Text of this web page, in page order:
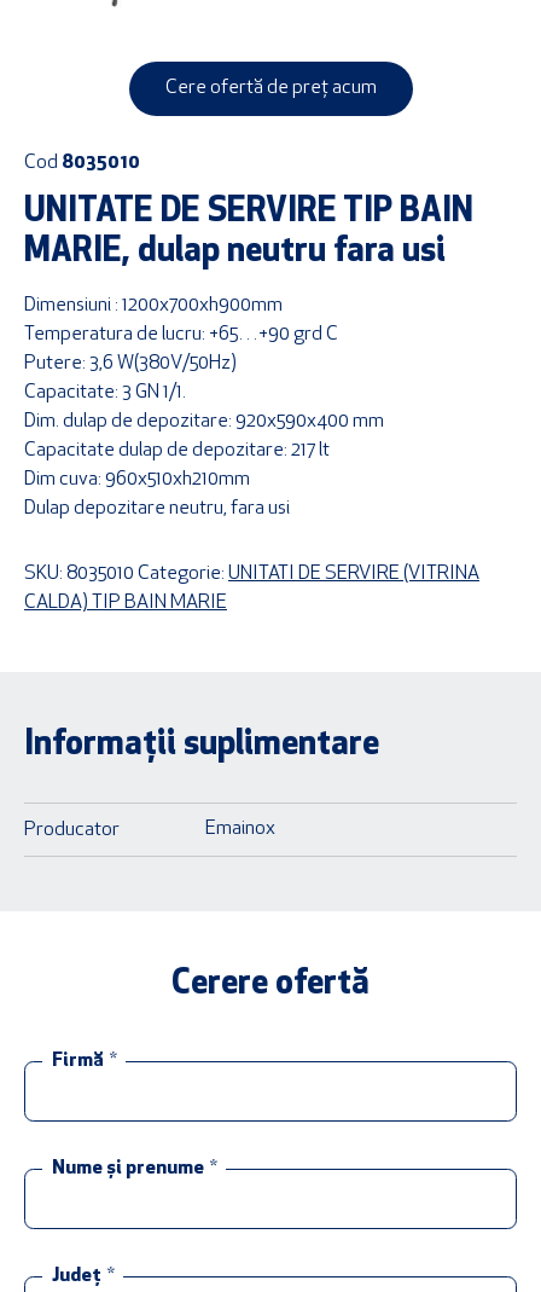
Cere ofertă de preț acum
Cod 8035010
UNITATE DE SERVIRE TIP BAIN
MARIE, dulap neutru fara usi
Dimensiuni : 1200x700xh900mm
Temperatura de lucru: +65…+90 grd C
Putere: 3,6 W(380V/50Hz)
Capacitate: 3 GN 1/1.
Dim. dulap de depozitare: 920x590x400 mm
Capacitate dulap de depozitare: 217 lt
Dim cuva: 960x510xh210mm
Dulap depozitare neutru, fara usi
SKU: 8035010 Categorie: UNITATI DE SERVIRE (VITRINA
CALDA) TIP BAIN MARIE
Informații suplimentare
Producator Emainox
Cerere ofertă
Firmă *
Nume și prenume *
Județ *